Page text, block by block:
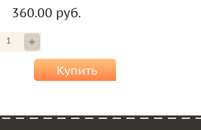
360.00 руб.
Купить